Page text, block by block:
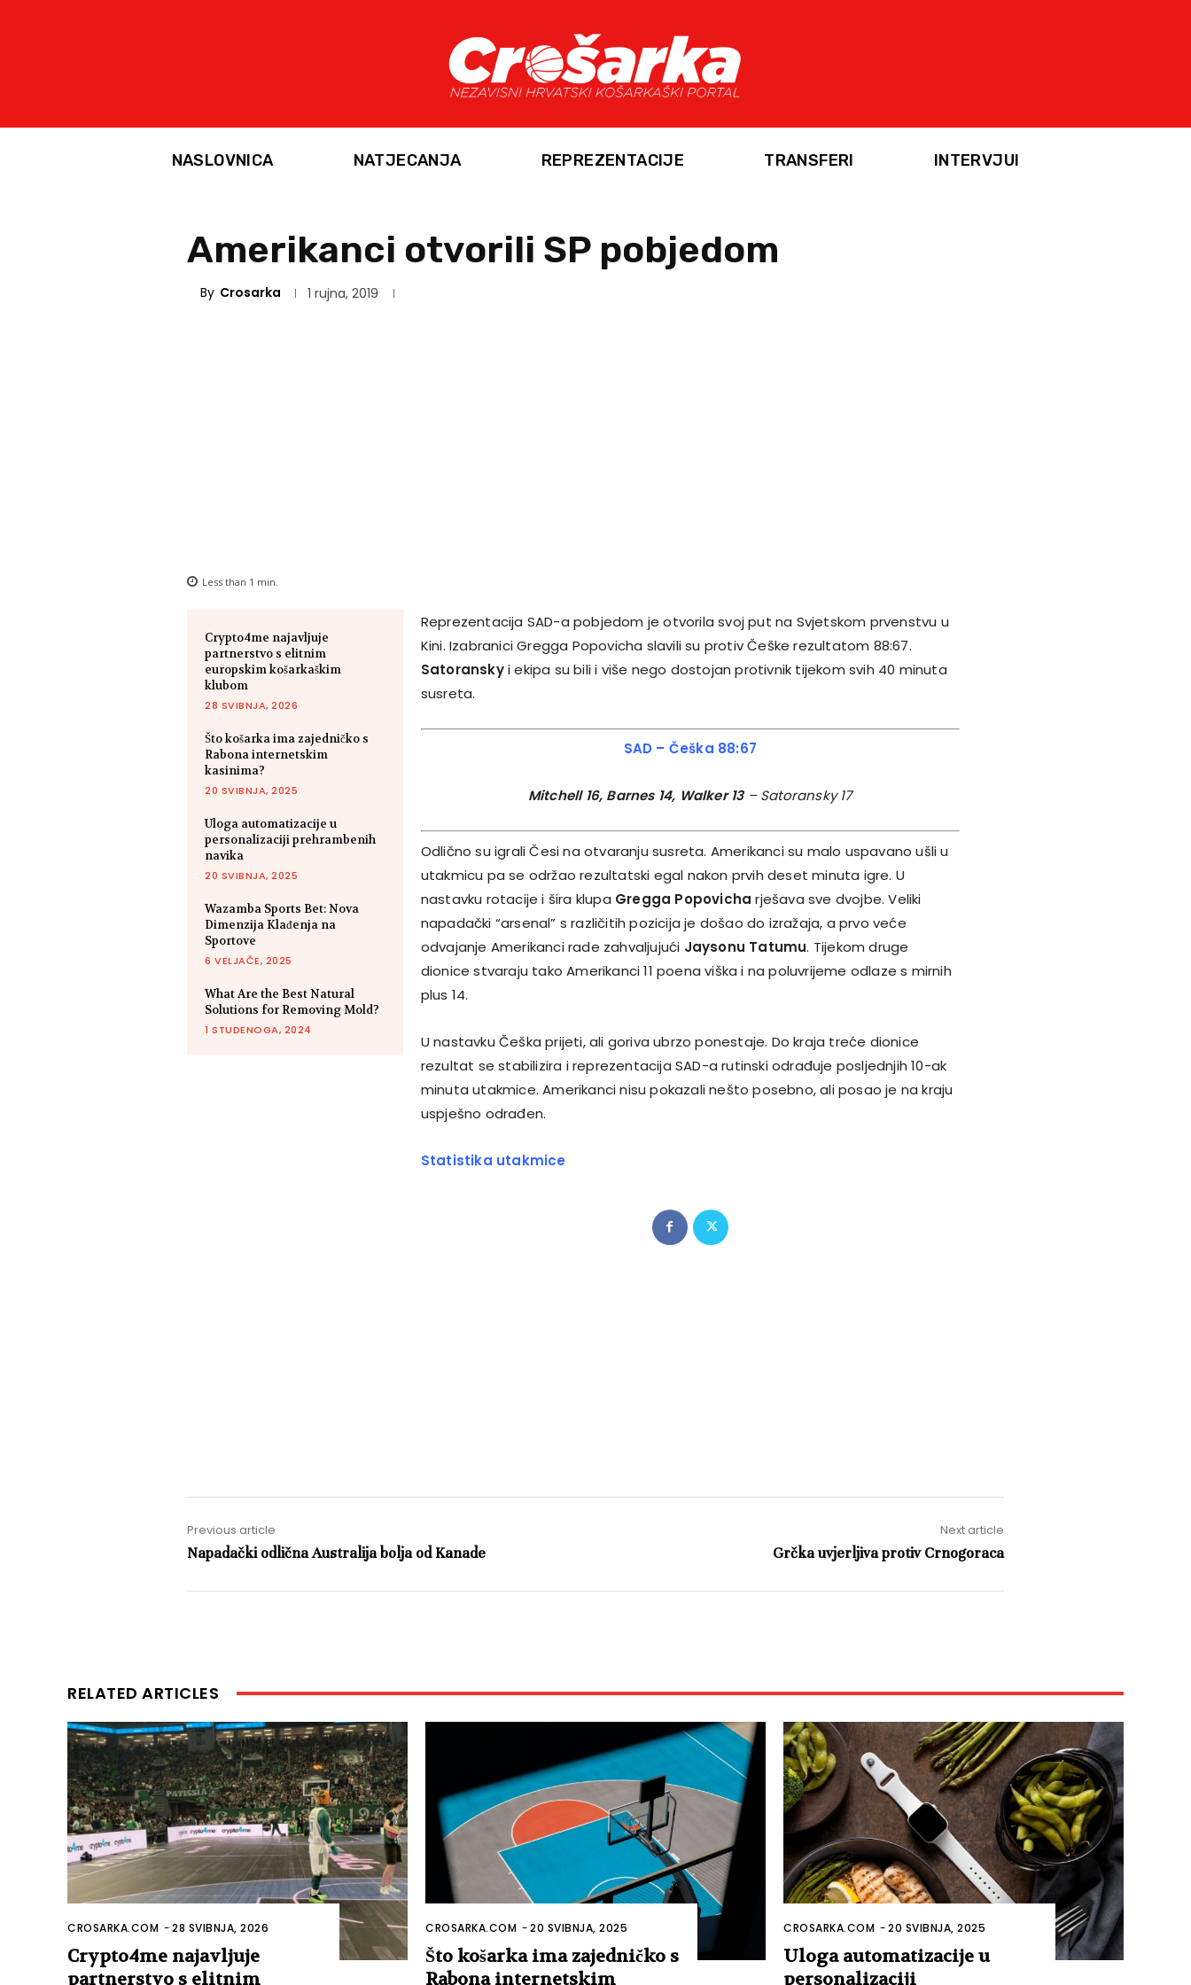
NASLOVNICA NATJECANJA REPREZENTACIJE TRANSFERI INTERVJUI
Amerikanci otvorili SP pobjedom
By Crosarka 1 rujna, 2019
Less than 1 min.
Crypto4me najavljuje
partnerstvo s elitnim
europskim košarkaškim
klubom
28 SVIBNJA, 2026
Što košarka ima zajedničko s
Rabona internetskim
kasinima?
20 SVIBNJA, 2025
Uloga automatizacije u
personalizaciji prehrambenih
navika
20 SVIBNJA, 2025
Wazamba Sports Bet: Nova
Dimenzija Klađenja na
Sportove
6 VELJAČE, 2025
What Are the Best Natural
Solutions for Removing Mold?
1 STUDENOGA, 2024
Reprezentacija SAD-a pobjedom je otvorila svoj put na Svjetskom prvenstvu u
Kini. Izabranici Gregga Popovicha slavili su protiv Češke rezultatom 88:67.
Satoranskyi ekipa su bili i više nego dostojan protivnik tijekom svih 40 minuta
susreta.
SAD – Češka 88:67
Mitchell 16, Barnes 14, Walker 13– Satoransky 17
Odlično su igrali Česi na otvaranju susreta. Amerikanci su malo uspavano ušli u
utakmicu pa se održao rezultatski egal nakon prvih deset minuta igre. U
nastavku rotacije i šira klupa Gregga Popovicha rješava sve dvojbe. Veliki
napadački “arsenal” s različitih pozicija je došao do izražaja, a prvo veće
odvajanje Amerikanci rade zahvaljujući Jaysonu Tatumu. Tijekom druge
dionice stvaraju tako Amerikanci 11 poena viška i na poluvrijeme odlaze s mirnih
plus 14.
U nastavku Češka prijeti, ali goriva ubrzo ponestaje. Do kraja treće dionice
rezultat se stabilizira i reprezentacija SAD-a rutinski odrađuje posljednjih 10-ak
minuta utakmice. Amerikanci nisu pokazali nešto posebno, ali posao je na kraju
uspješno odrađen.
Statistika utakmice
Previous article
Napadački odlična Australija bolja od Kanade
Next article
Grčka uvjerljiva protiv Crnogoraca
RELATED ARTICLES
CROSARKA.COM -28 SVIBNJA, 2026
Crypto4me najavljuje
partnerstvo s elitnim
CROSARKA.COM -20 SVIBNJA, 2025
Što košarka ima zajedničko s
Rabona internetskim
CROSARKA.COM -20 SVIBNJA, 2025
Uloga automatizacije u
personalizaciji